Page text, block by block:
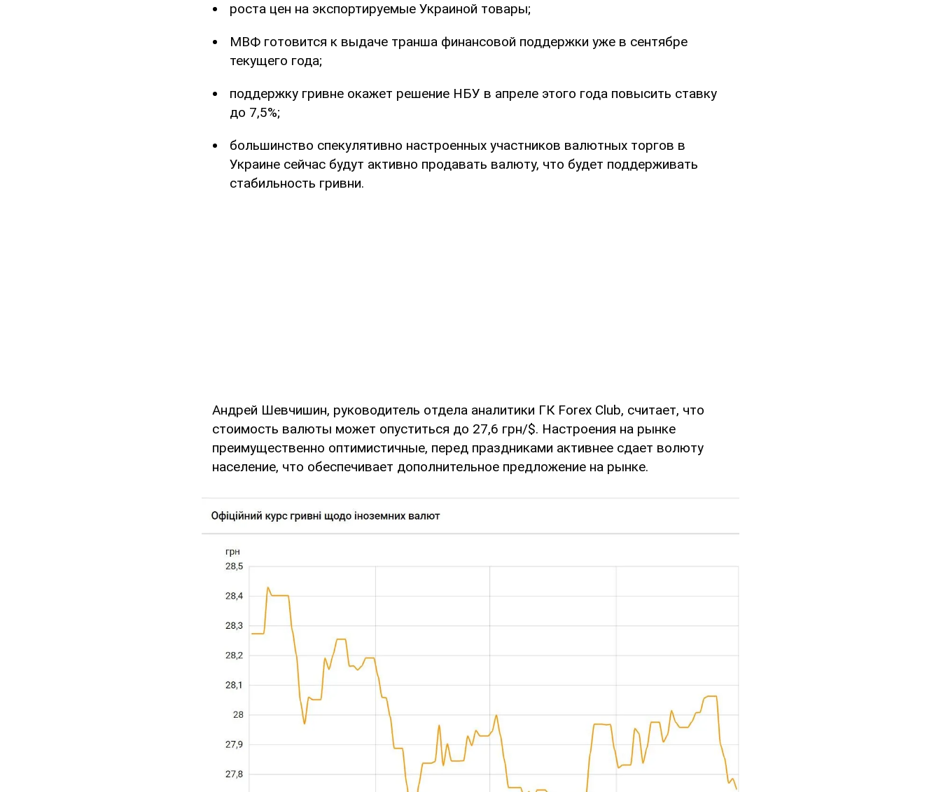
роста цен на экспортируемые Украиной товары;
МВФ готовится к выдаче транша финансовой поддержки уже в сентябре
текущего года;
поддержку гривне окажет решение НБУ в апреле этого года повысить ставку
до 7,5%;
большинство спекулятивно настроенных участников валютных торгов в
Украине сейчас будут активно продавать валюту, что будет поддерживать
стабильность гривни.
Андрей Шевчишин, руководитель отдела аналитики ГК Forex Club, считает, что
стоимость валюты может опуститься до 27,6 грн/$. Настроения на рынке
преимущественно оптимистичные, перед праздниками активнее сдает волюту
население, что обеспечивает дополнительное предложение на рынке.